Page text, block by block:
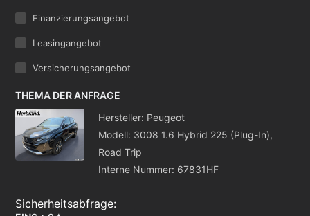
Finanzierungsangebot
Leasingangebot
Versicherungsangebot
THEMA DER ANFRAGE
Hersteller: Peugeot
Modell: 3008 1.6 Hybrid 225 (Plug-In),
Road Trip
Interne Nummer: 67831HF